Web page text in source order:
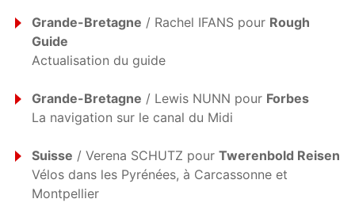
Grande-Bretagne / Rachel IFANS pour Rough
Guide
Actualisation du guide
Grande-Bretagne / Lewis NUNN pour Forbes
La navigation sur le canal du Midi
Suisse / Verena SCHUTZ pour Twerenbold Reisen
Vélos dans les Pyrénées, à Carcassonne et
Montpellier